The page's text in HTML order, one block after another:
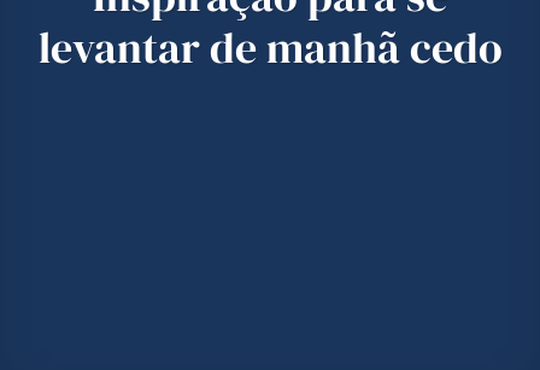
levantar de manhã cedo